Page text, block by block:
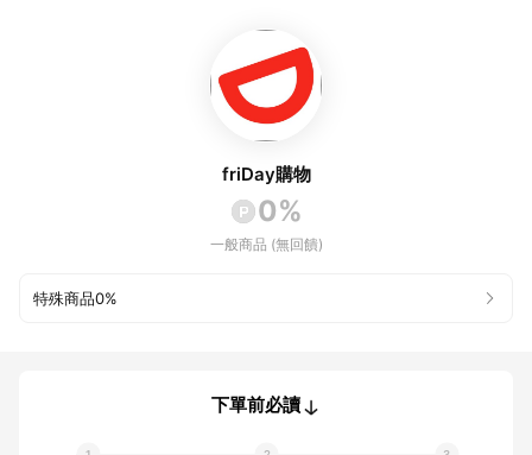
friDay購物
0%
一般商品 (無回饋)
特殊商品0%
下單前必讀